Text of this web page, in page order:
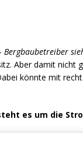
Aber damit nicht
könnte mit
es um die